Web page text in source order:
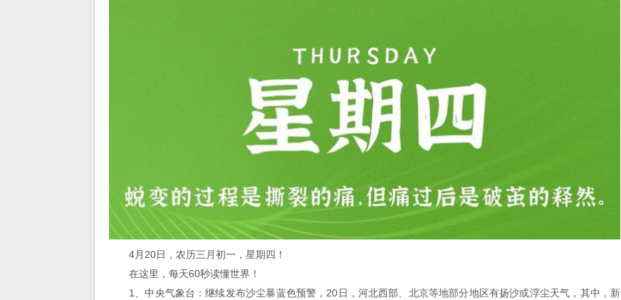
4月20日，农历三月初一，星期四！
在这里，每天60秒读懂世界！
1、中央气象台：继续发布沙尘暴蓝色预警，20日，河北西部、北京等地部分地区有扬沙或浮尘天气，其中，新